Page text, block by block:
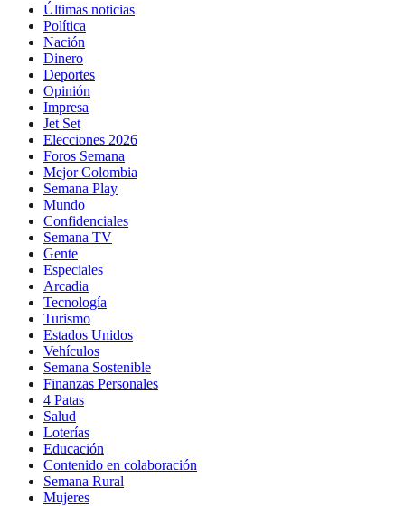
Últimas noticias
Política
Nación
Dinero
Deportes
Opinión
Impresa
Jet Set
Elecciones 2026
Foros Semana
Mejor Colombia
Semana Play
Mundo
Confidenciales
Semana TV
Gente
Especiales
Arcadia
Tecnología
Turismo
Estados Unidos
Vehículos
Semana Sostenible
Finanzas Personales
4 Patas
Salud
Loterías
Educación
Contenido en colaboración
Semana Rural
Mujeres